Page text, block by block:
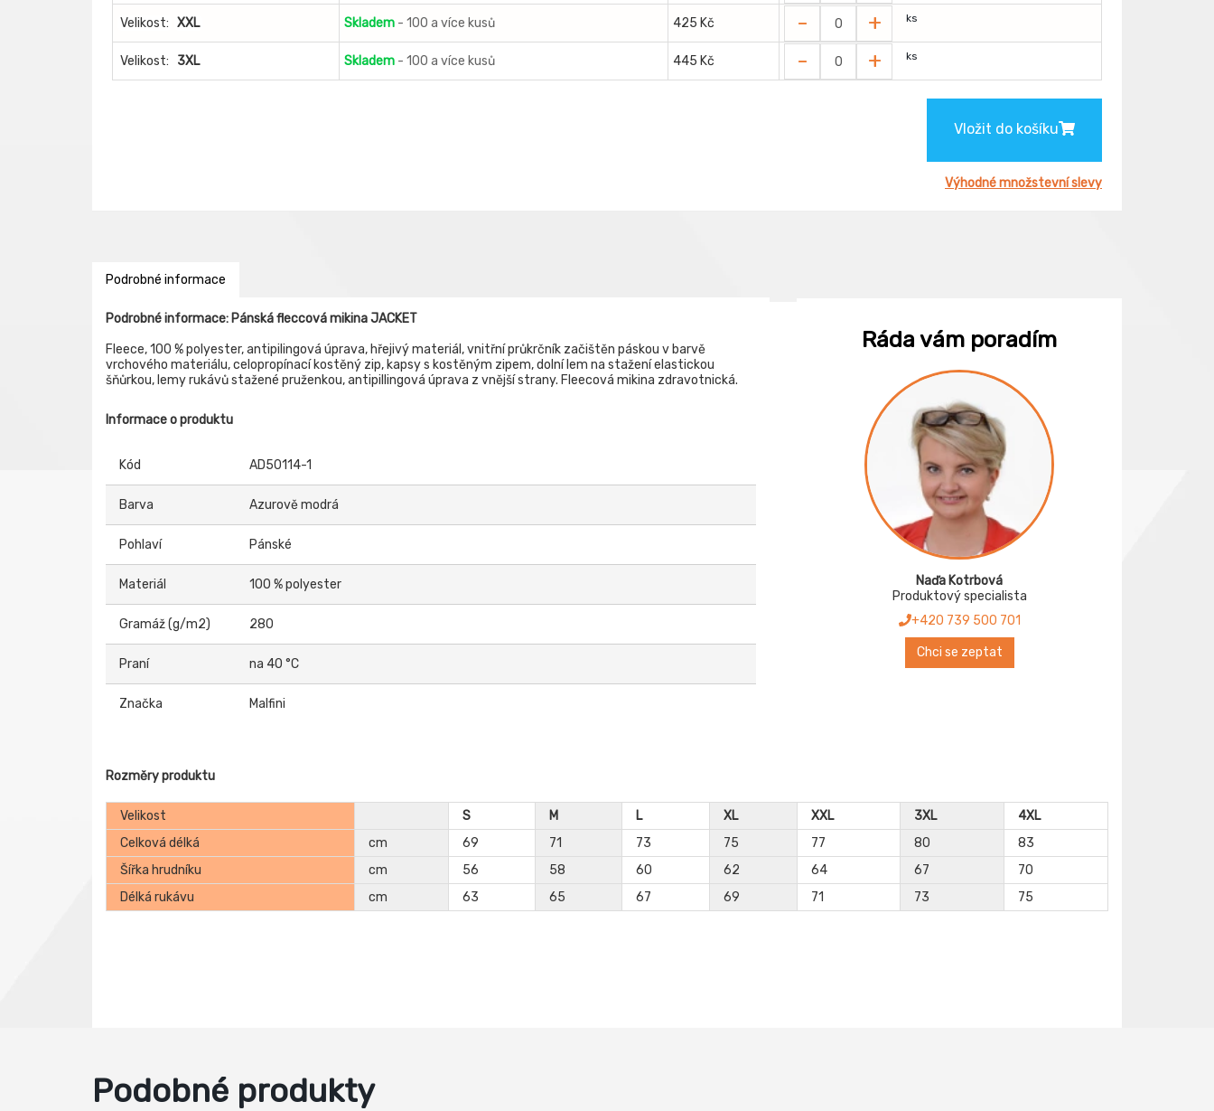
Velikost: XXL Skladem - 100 a více kusů 425 Kč - + ks
Velikost: 3XL Skladem - 100 a více kusů 445 Kč - + ks
Vložit do košíku
Výhodné množstevní slevy
Podrobné informace
Podrobné informace: Pánská fleccová mikina JACKET
Fleece, 100 % polyester, antipilingová úprava, hřejivý materiál, vnitřní průkrčník začištěn páskou v barvě
vrchového materiálu, celopropínací kostěný zip, kapsy s kostěným zipem, dolní lem na stažení elastickou
šňůrkou, lemy rukávů stažené pruženkou, antipillingová úprava z vnější strany. Fleecová mikina zdravotnická.
Informace o produktu
Kód AD50114-1
Barva Azurově modrá
Pohlaví Pánské
Materiál 100 % polyester
Gramáž (g/m2) 280
Praní na 40 °C
Značka Malfini
Ráda vám poradím
Naďa Kotrbová
Produktový specialista
+420 739 500 701
Chci se zeptat
Rozměry produktu
Velikost S M L XL XXL 3XL
4XL
Celková délká
cm 69 71 73 75 77 80
83
Šířka hrudníku
cm 56 58 60 62 64 67
70
Délká rukávu
cm 63 65 67 69 71 73 75
Podobné produkty